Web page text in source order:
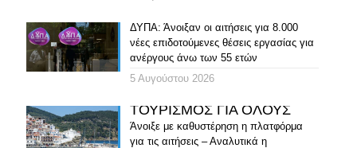
ΔΥΠΑ: Άνοιξαν οι αιτήσεις για 8.000
νέες επιδοτούμενες θέσεις εργασίας για
ανέργους άνω των 55 ετών
5 Αυγούστου 2026
ΤΟΥΡΙΣΜΟΣ ΓΙΑ ΟΛΟΥΣ
Άνοιξε με καθυστέρηση η πλατφόρμα
για τις αιτήσεις – Αναλυτικά η